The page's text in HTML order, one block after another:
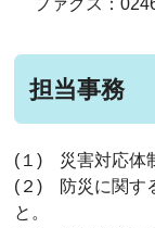
ファクス：
担当事務
(１) 災害対応体
(２) 防災に関す
と。